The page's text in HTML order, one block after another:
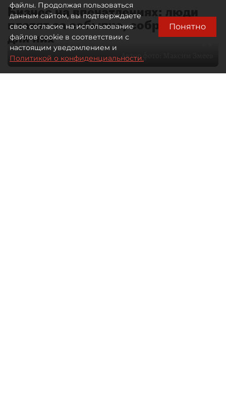
Бизнес на впечатлениях: люди
платят за событие, собранное
для них
Автор фото:
файлы. Продолжая пользоваться
данным сайтом, вы подтверждаете
свое согласие на использование
файлов cookie в соответствии с
настоящим уведомлением и
Политикой о конфиденциальности.
Понятно